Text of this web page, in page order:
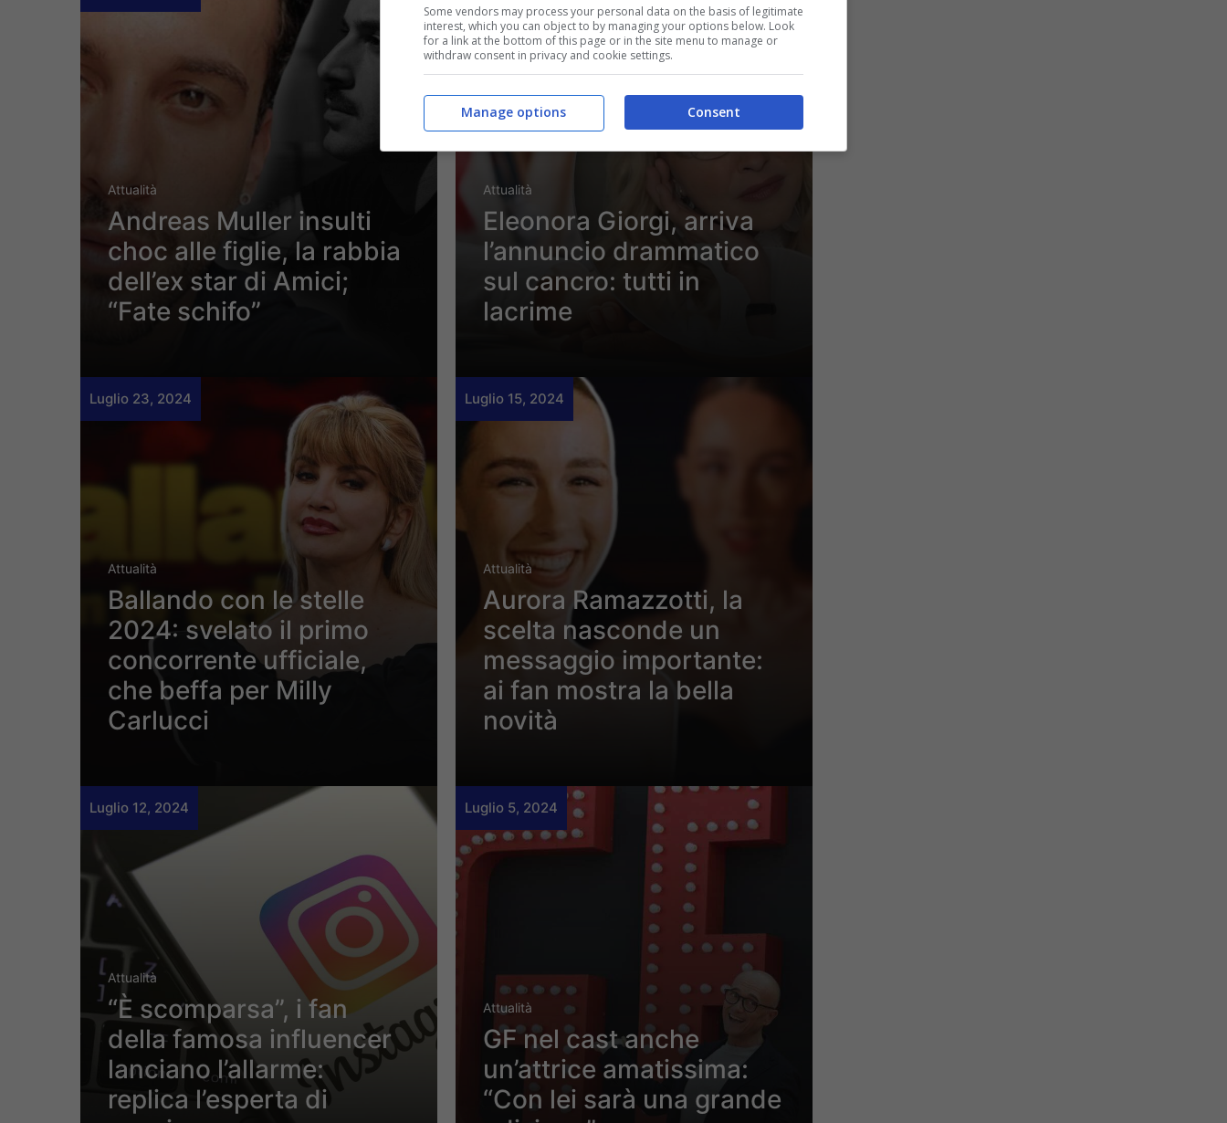
Attualità
Andreas Muller insulti
choc alle figlie, la rabbia
dell’ex star di Amici;
“Fate schifo”
Attualità
Eleonora Giorgi, arriva
l’annuncio drammatico
sul cancro: tutti in
lacrime
Luglio 23, 2024
Attualità
Ballando con le stelle
2024: svelato il primo
concorrente ufficiale,
che beffa per Milly
Carlucci
Luglio 15, 2024
Attualità
Aurora Ramazzotti, la
scelta nasconde un
messaggio importante:
ai fan mostra la bella
novità
Luglio 12, 2024
Attualità
“È scomparsa”, i fan
della famosa influencer
lanciano l’allarme:
replica l’esperta di
Luglio 5, 2024
Attualità
GF nel cast anche
un’attrice amatissima:
“Con lei sarà una grande
Some vendors may process your personal data on the basis of legitimate
interest, which you can object to by managing your options below. Look
for a link at the bottom of this page or in the site menu to manage or
withdraw consent in privacy and cookie settings.
Consent
Manage options